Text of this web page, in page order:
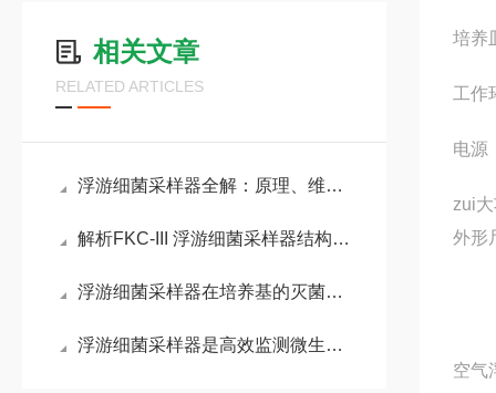
相关文章
RELATED ARTICLES
浮游细菌采样器全解：原理、维护保养流程
解析FKC-III 浮游细菌采样器结构特点
浮游细菌采样器在培养基的灭菌及准备
浮游细菌采样器是高效监测微生物浓度的设备
培养
工作
电源
zui
外形
空气